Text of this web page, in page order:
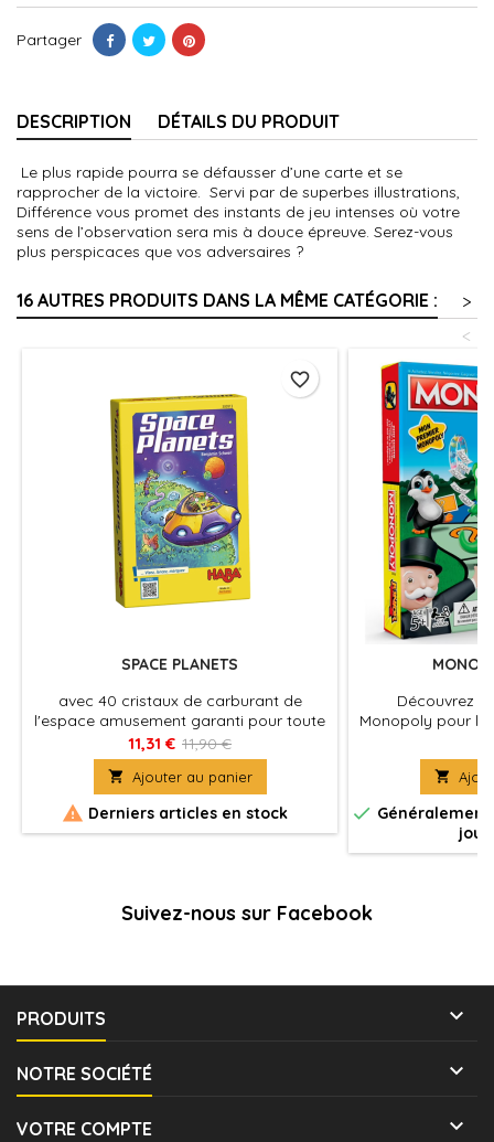
Partager
DESCRIPTION DÉTAILS DU PRODUIT
Le plus rapide pourra se défausser d’une carte et se
rapprocher de la victoire. Servi par de superbes illustrations,
Différence vous promet des instants de jeu intenses où votre
sens de l’observation sera mis à douce épreuve. Serez-vous
plus perspicaces que vos adversaires ?
16 AUTRES PRODUITS DANS LA MÊME CATÉGORIE :
>
<
SPACE PLANETS
avec 40 cristaux de carburant de
l'espace amusement garanti pour toute
la famille
11,31 € 11,90 €
 Ajouter au panier
 Derniers articles en stock
favorite_border
Découvrez
Monopoly pour

 Généralement
Suivez-nous sur Facebook
PRODUITS 
NOTRE SOCIÉTÉ 
VOTRE COMPTE 